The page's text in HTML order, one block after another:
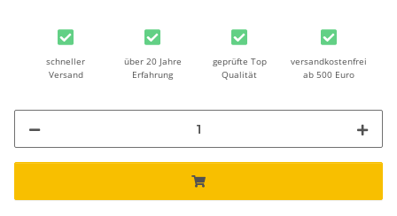
schneller
Versand
über 20 Jahre
Erfahrung
geprüfte Top
Qualität
versandkostenfrei
ab 500 Euro